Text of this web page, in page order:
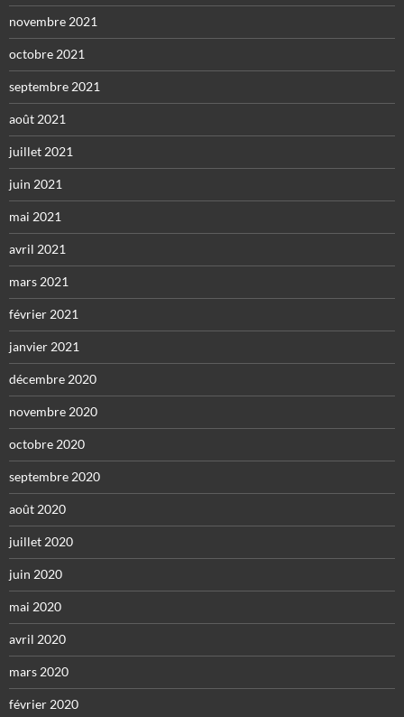
novembre 2021
octobre 2021
septembre 2021
août 2021
juillet 2021
juin 2021
mai 2021
avril 2021
mars 2021
février 2021
janvier 2021
décembre 2020
novembre 2020
octobre 2020
septembre 2020
août 2020
juillet 2020
juin 2020
mai 2020
avril 2020
mars 2020
février 2020